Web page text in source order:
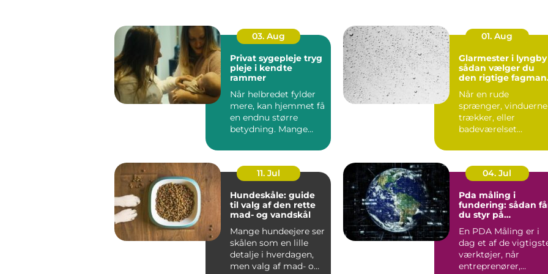
03. Aug
Privat sygepleje tryg
pleje i kendte
rammer
Når helbredet fylder
mere, kan hjemmet få
en endnu større
betydning. Mange
be...
01. Aug
Glarmester i lyngby
sådan vælger du
den rigtige
Når en rude
sprænger, vinduerne
trækker, eller
badeværelset
spejl, er en
11. Jul
Hundeskåle: guide
til valg af den rette
mad- og vandskål
Mange hundeejere ser
skålen som en lille
detalje i hverdagen,
men valg af mad- og
04. Jul
Pda måling i
fundering: sådan
du styr på
En PDA Måling er i
dag et af de
værktøjer, når
entreprenører,